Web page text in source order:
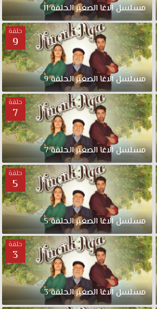
مسلسلالاغا الصغيرالحلقة11
حلقة
9
مسلسلالاغا الصغيرالحلقة9
حلقة
7
مسلسلالاغا الصغيرالحلقة7
حلقة
5
مسلسلالاغا الصغيرالحلقة5
حلقة
3
مسلسلالاغا الصغيرالحلقة3